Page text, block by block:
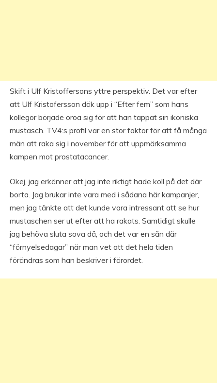
Skift i Ulf Kristoffersons yttre perspektiv. Det var efter
att Ulf Kristofersson dök upp i “Efter fem” som hans
kollegor började oroa sig för att han tappat sin ikoniska
mustasch. TV4:s profil var en stor faktor för att få många
män att raka sig i november för att uppmärksamma
kampen mot prostatacancer.
Okej, jag erkänner att jag inte riktigt hade koll på det där
borta. Jag brukar inte vara med i sådana här kampanjer,
men jag tänkte att det kunde vara intressant att se hur
mustaschen ser ut efter att ha rakats. Samtidigt skulle
jag behöva sluta sova då, och det var en sån där
“förnyelsedagar” när man vet att det hela tiden
förändras som han beskriver i förordet.